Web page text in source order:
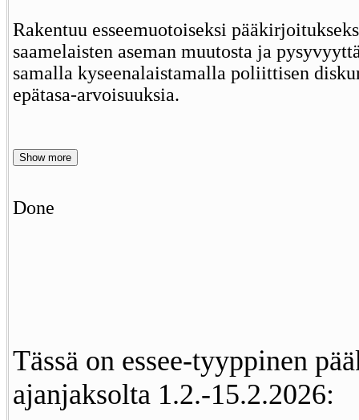
Rakentuu esseemuotoiseksi
saamelaisten aseman muutosta ja
samalla kyseenalaistamalla poliittisen
epätasa-arvoisuuksia.
Show more
Done
Tässä on essee-tyyppinen
ajanjaksolta 1.2.-15.2.2026: